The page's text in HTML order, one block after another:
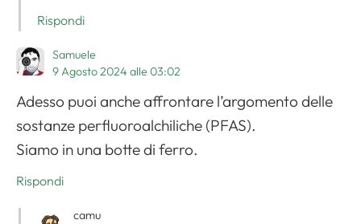
Rispondi
Samuele
9 Agosto 2024 alle 03:02
Adesso puoi anche affrontare l’argomento delle
sostanze perfluoroalchiliche (PFAS).
Siamo in una botte di ferro.
Rispondi
camu